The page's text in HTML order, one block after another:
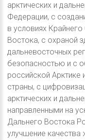
арктических и
Федерации, с
в условиях
Востока, с охраной
дальневосточных
безопасностью и с
российской
страны, с
арктических и
направленными на
Дальнего Востока
улучшение качества